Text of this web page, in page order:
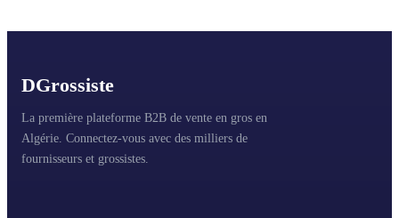
DGrossiste
La première plateforme B2B de vente en gros en
Algérie. Connectez-vous avec des milliers de
fournisseurs et grossistes.